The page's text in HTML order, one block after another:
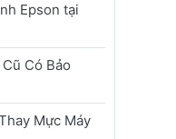
Epson tại
Có Bảo
Mực Máy